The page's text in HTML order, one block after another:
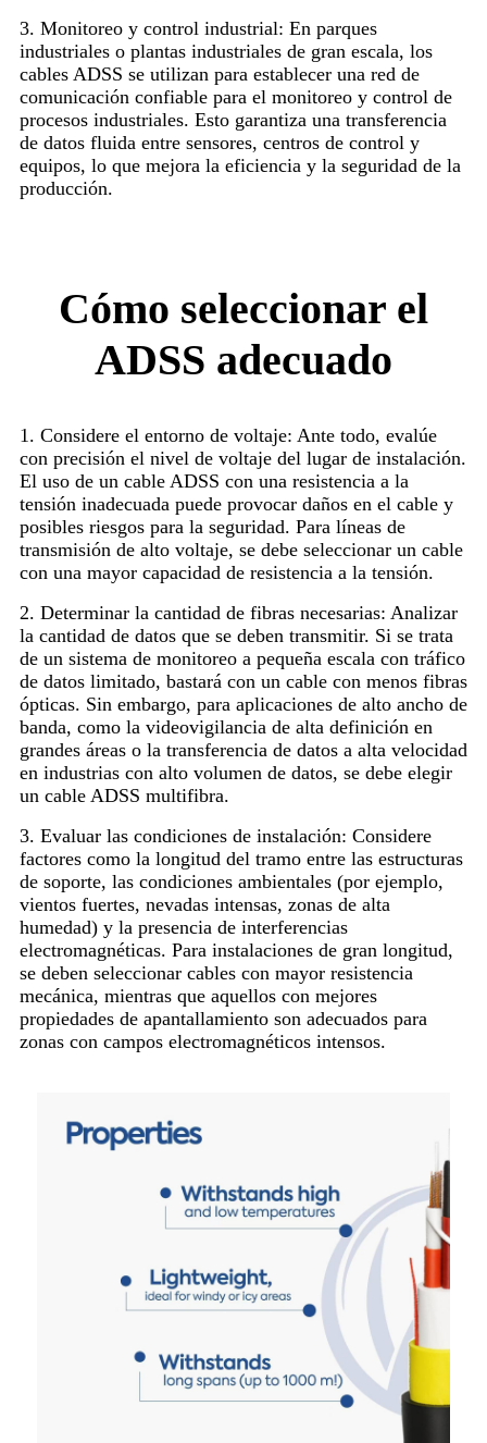
3. Monitoreo y control industrial: En parques
industriales o plantas industriales de gran escala, los
cables ADSS se utilizan para establecer una red de
comunicación confiable para el monitoreo y control de
procesos industriales. Esto garantiza una transferencia
de datos fluida entre sensores, centros de control y
equipos, lo que mejora la eficiencia y la seguridad de la
producción.
Cómo seleccionar el
ADSS adecuado
1. Considere el entorno de voltaje: Ante todo, evalúe
con precisión el nivel de voltaje del lugar de instalación.
El uso de un cable ADSS con una resistencia a la
tensión inadecuada puede provocar daños en el cable y
posibles riesgos para la seguridad. Para líneas de
transmisión de alto voltaje, se debe seleccionar un cable
con una mayor capacidad de resistencia a la tensión.
2. Determinar la cantidad de fibras necesarias: Analizar
la cantidad de datos que se deben transmitir. Si se trata
de un sistema de monitoreo a pequeña escala con tráfico
de datos limitado, bastará con un cable con menos fibras
ópticas. Sin embargo, para aplicaciones de alto ancho de
banda, como la videovigilancia de alta definición en
grandes áreas o la transferencia de datos a alta velocidad
en industrias con alto volumen de datos, se debe elegir
un cable ADSS multifibra.
3. Evaluar las condiciones de instalación: Considere
factores como la longitud del tramo entre las estructuras
de soporte, las condiciones ambientales (por ejemplo,
vientos fuertes, nevadas intensas, zonas de alta
humedad) y la presencia de interferencias
electromagnéticas. Para instalaciones de gran longitud,
se deben seleccionar cables con mayor resistencia
mecánica, mientras que aquellos con mejores
propiedades de apantallamiento son adecuados para
zonas con campos electromagnéticos intensos.